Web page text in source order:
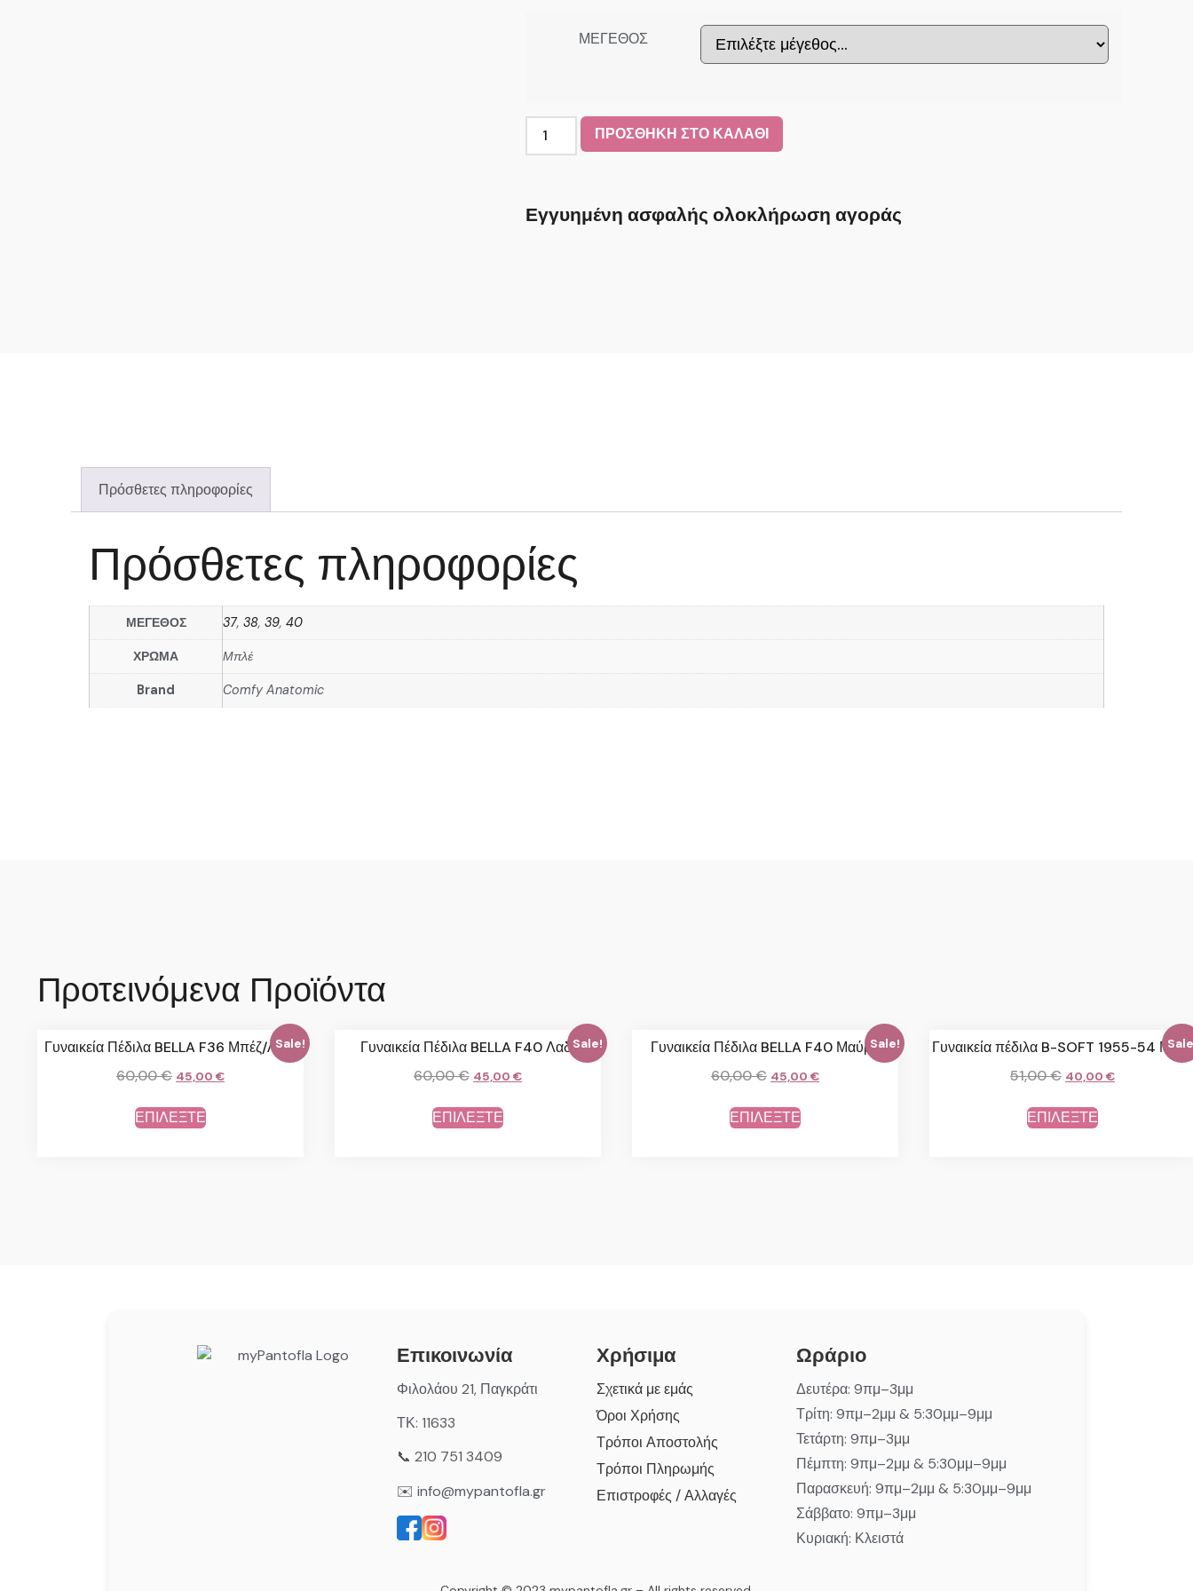
ΜΕΓΕΘΟΣ
ΠΡΟΣΘΗΚΗ ΣΤΟ ΚΑΛΑΘΙ
Εγγυημένη ασφαλής ολοκλήρωση αγοράς
Πρόσθετες πληροφορίες
Πρόσθετες πληροφορίες
ΜΕΓΕΘΟΣ 37, 38, 39, 40
ΧΡΩΜΑ Μπλέ
Brand Comfy Anatomic
Προτεινόμενα Προϊόντα
Sale!
Γυναικεία Πέδιλα BELLA F36 Μπέζ/Λαδί
60,00€ 45,00 €
ΕΠΙΛΕΞΤΕ
Sale!
Γυναικεία Πέδιλα BELLA F40 Λαδί
60,00€ 45,00 €
ΕΠΙΛΕΞΤΕ
Sale!
Γυναικεία Πέδιλα BELLA F40 Μαύρο
60,00€ 45,00 €
ΕΠΙΛΕΞΤΕ
Γυναικεία πέδιλα B-SOFT 1955-54 Μπέζ
51,00€ 40,00 €
ΕΠΙΛΕΞΤΕ
Επικοινωνία
Φιλολάου 21, Παγκράτι
ΤΚ: 11633
📞 210 751 3409
✉️ info@mypantofla.gr
Χρήσιμα
Σχετικά με εμάς
Όροι Χρήσης
Τρόποι Αποστολής
Τρόποι Πληρωμής
Επιστροφές / Αλλαγές
Ωράριο
Δευτέρα: 9πμ–3μμ
Τρίτη: 9πμ–2μμ & 5:30μμ–9μμ
Τετάρτη: 9πμ–3μμ
Πέμπτη: 9πμ–2μμ & 5:30μμ–9μμ
Παρασκευή: 9πμ–2μμ & 5:30μμ–9μμ
Σάββατο: 9πμ–3μμ
Κυριακή: Κλειστά